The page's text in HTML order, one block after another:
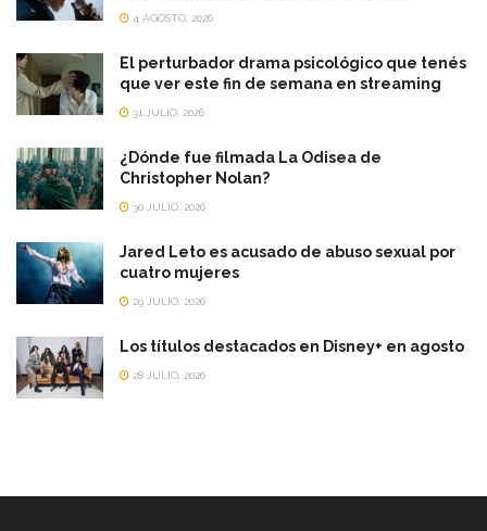
4 AGOSTO, 2026
El perturbador drama psicológico que tenés
que ver este fin de semana en streaming
31 JULIO, 2026
¿Dónde fue filmada La Odisea de
Christopher Nolan?
30 JULIO, 2026
Jared Leto es acusado de abuso sexual por
cuatro mujeres
29 JULIO, 2026
Los títulos destacados en Disney+ en agosto
28 JULIO, 2026